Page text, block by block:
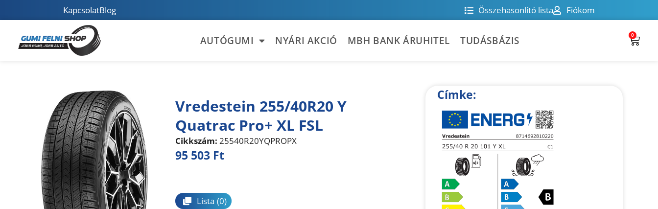
KapcsolatBlog Összehasonlító lista Fiókom
AUTÓGUMI NYÁRI AKCIÓ MBH BANK ÁRUHITEL TUDÁSBÁZIS 0
Vredestein 255/40R20 Y
Quatrac Pro+ XL FSL
Cikkszám: 25540R20YQPROPX
95 503 Ft
Lista (0)
Címke: